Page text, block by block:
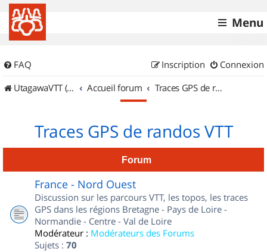
Menu
FAQ Connexion
Inscription
UtagawaVTT (Randos VTT et VTTAE avec traces GPS)
Accueil forum Traces GPS de randos VTT
Traces GPS de randos VTT
Forum
France - Nord Ouest
Discussion sur les parcours VTT, les topos, les traces
GPS dans les régions Bretagne - Pays de Loire -
Normandie - Centre - Val de Loire
Modérateur : Modérateurs des Forums
Sujets : 70